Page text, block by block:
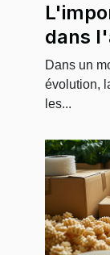
dans
digital
Dans un
évolution,
les...